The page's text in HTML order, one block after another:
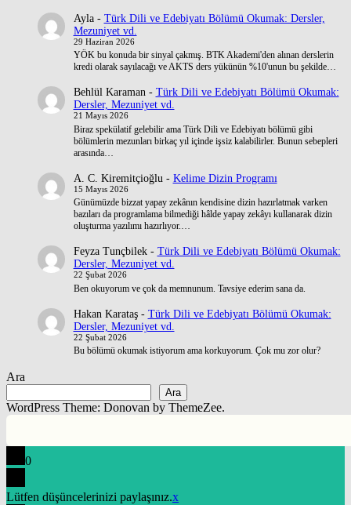
Ayla- Türk Dili ve Edebiyatı Bölümü Okumak: Dersler,
Mezuniyet vd.
29 Haziran 2026
YÖK bu konuda bir sinyal çakmış. BTK Akademi'den alınan derslerin
kredi olarak sayılacağı ve AKTS ders yükünün %10'unun bu şekilde…
Behlül Karaman- Türk Dili ve Edebiyatı Bölümü Okumak:
Dersler, Mezuniyet vd.
21 Mayıs 2026
Biraz spekülatif gelebilir ama Türk Dili ve Edebiyatı bölümü gibi
bölümlerin mezunları birkaç yıl içinde işsiz kalabilirler. Bunun sebepleri
arasında…
A. C. Kiremitçioğlu - Kelime Dizin Programı
15 Mayıs 2026
Günümüzde bizzat yapay zekânın kendisine dizin hazırlatmak varken
bazıları da programlama bilmediği hâlde yapay zekâyı kullanarak dizin
oluşturma yazılımı hazırlıyor.…
Feyza Tunçbilek- Türk Dili ve Edebiyatı Bölümü Okumak:
Dersler, Mezuniyet vd.
22 Şubat 2026
Ben okuyorum ve çok da memnunum. Tavsiye ederim sana da.
Hakan Karataş- Türk Dili ve Edebiyatı Bölümü Okumak:
Dersler, Mezuniyet vd.
22 Şubat 2026
Bu bölümü okumak istiyorum ama korkuyorum. Çok mu zor olur?
Ara
Ara
WordPress Theme: Donovan by ThemeZee.
0
Lütfen düşüncelerinizi paylaşınız.x